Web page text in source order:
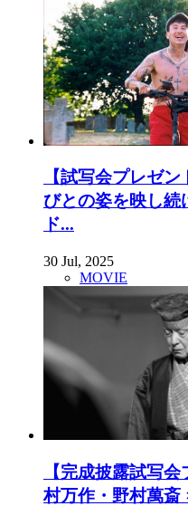
【試写会プレゼ
びとの姿を映し続
ド...
30 Jul, 2025
MOVIE
【完成披露試写
村万作・野村萬斎